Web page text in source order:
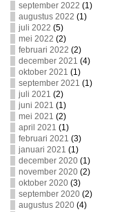
september 2022 (1)
augustus 2022 (1)
juli 2022 (5)
mei 2022 (2)
februari 2022 (2)
december 2021 (4)
oktober 2021 (1)
september 2021 (1)
juli 2021 (2)
juni 2021 (1)
mei 2021 (2)
april 2021 (1)
februari 2021 (3)
januari 2021 (1)
december 2020(1)
november 2020(2)
oktober 2020(3)
september 2020(2)
augustus 2020(4)